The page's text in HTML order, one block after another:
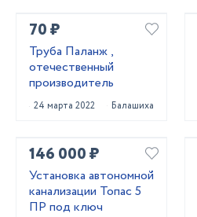
70 ₽
Труба Паланж ,
отечественный
производитель
24 марта 2022 Балашиха
146 000 ₽
Установка автономной
канализации Топас 5
ПР под ключ